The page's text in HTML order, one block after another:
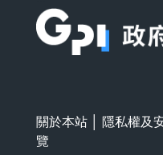
關於本站 隱私權及
覽